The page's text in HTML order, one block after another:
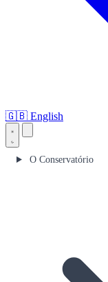
🇬🇧 English
O Conservatório